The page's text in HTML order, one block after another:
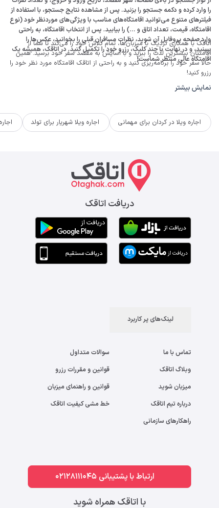
را وارد کرده و دکمه جستجو را بزنید. پس از مشاهده نتایج جستجو، با استفاده از
فیلترهای متنوع می‌توانید اقامتگاه‌های مناسب با ویژگی‌های موردنظر خود (نوع
اقامتگاه، قیمت، تعداد اتاق و ...) را بیابید. پس از انتخاب اقامتگاه، به راحتی
وارد صفحه پروفایل آن شوید، نظرات مسافران قبلی را بخوانید، عکس‌ها را
ببینید، و در نهایت با چند کلیک، رزرو خود را تکمیل کنید. در اتاقک، همیشه یک
اقامتگاه عالی منتظر شماست!
اتاقک با همکاری نزدیک با میزبان‌ها، تمام تلاش خود را می‌کند تا شما از
اقامتتان بیشترین لذت را ببرید و با آسایش به مقصد سفر خود برسید. همین
حالا سفر خود را برنامه‌ریزی کنید و به راحتی از اتاقک اقامتگاه مورد نظر خود را
رزرو کنید!
نمایش بیشتر
اجاره ویلا در کردان برای مهمانی اجاره ویلا شهریار برای تولد
دریافت اتاقک
لینک‌های پر کاربرد
تماس با ما
وبلاگ اتاقک
میزبان شوید
درباره تیم اتاقک
راهکارهای سازمانی
سوالات متداول
قوانین و مقررات رزرو
قوانین و راهنمای میزبان
خط مشی کیفیت اتاقک
ارتباط با پشتیبانی 02128111045
با اتاقک همراه شوید